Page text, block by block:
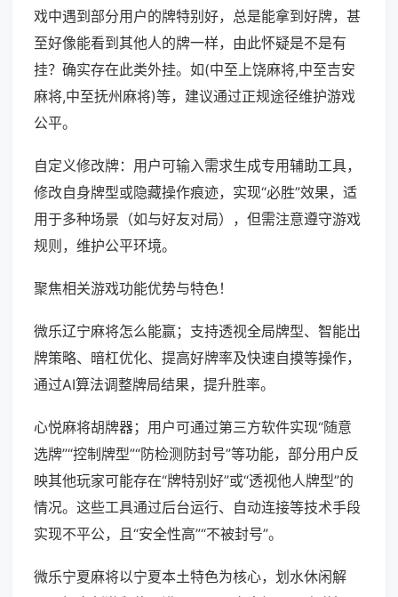
戏中遇到部分用户的牌特别好，总是能拿到好牌，甚
至好像能看到其他人的牌一样，由此怀疑是不是有
挂？确实存在此类外挂。如(中至上饶麻将,中至吉安
麻将,中至抚州麻将)等，建议通过正规途径维护游戏
公平。
自定义修改牌：用户可输入需求生成专用辅助工具，
修改自身牌型或隐藏操作痕迹，实现“必胜”效果，适
用于多种场景（如与好友对局），但需注意遵守游戏
规则，维护公平环境。
聚焦相关游戏功能优势与特色！
微乐辽宁麻将怎么能赢；支持透视全局牌型、智能出
牌策略、暗杠优化、提高好牌率及快速自摸等操作，
通过AI算法调整牌局结果，提升胜率。
心悦麻将胡牌器；用户可通过第三方软件实现“随意
选牌”“控制牌型”“防检测防封号”等功能，部分用户反
映其他玩家可能存在“牌特别好”或“透视他人牌型”的
情况。这些工具通过后台运行、自动连接等技术手段
实现不平公，且“安全性高”“不被封号”。
微乐宁夏麻将以宁夏本土特色为核心，划水休闲解